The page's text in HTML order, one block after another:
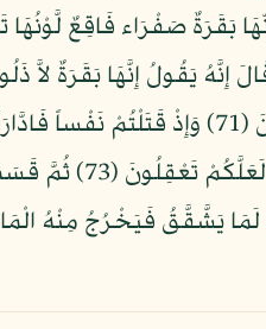
رَبَّكَ يُبَيِّن لَّنَا مَا هِيَ إِنَّ البَقَرَ تَشَابَهَ عَلَيْنَا وَإِنَّآ إِن شَاء اللَّهُ
الْحَرْثَ مُسَلَّمَةٌ لاَّ شِيَةَ فِيهَا قَالُواْ الآنَ جِئْتَ بِالْحَقِّ فَذَبَحُوهَا
كُنتُمْ تَكْتُمُونَ (72) فَقُلْنَا
يَشَّقَّقُ فَيَخْرُجُ مِنْهُ